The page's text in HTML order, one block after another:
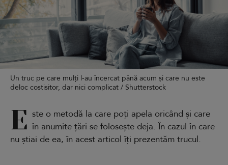
Un truc pe care mulți l-au încercat până acum și care nu este
deloc costisitor, dar nici complicat / Shutterstock
E ste o metodă la care poți apela oricând și care
în anumite țări se folosește deja. În cazul în care
nu știai de ea, în acest articol îți prezentăm trucul.